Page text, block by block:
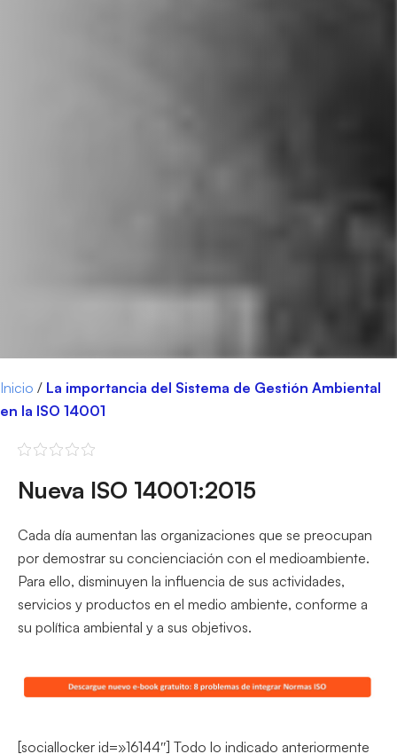
Inicio / La importancia del Sistema de Gestión Ambiental
en la ISO 14001
Nueva ISO 14001:2015
Cada día aumentan las organizaciones que se preocupan
por demostrar su concienciación con el medioambiente.
Para ello, disminuyen la influencia de sus actividades,
servicios y productos en el medio ambiente, conforme a
su política ambiental y a sus objetivos.
[sociallocker id=»16144″] Todo lo indicado anteriormente